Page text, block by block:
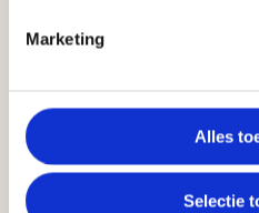
Marketing
Alles
Selectie
Tegenwoordig wordt
gemaakt met echt goud. In
gebruiken ze glanzend
sommige musea kun je